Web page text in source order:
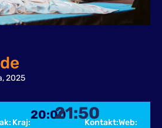
2025
Kraj:
20:0021:50Kontakt:Web: